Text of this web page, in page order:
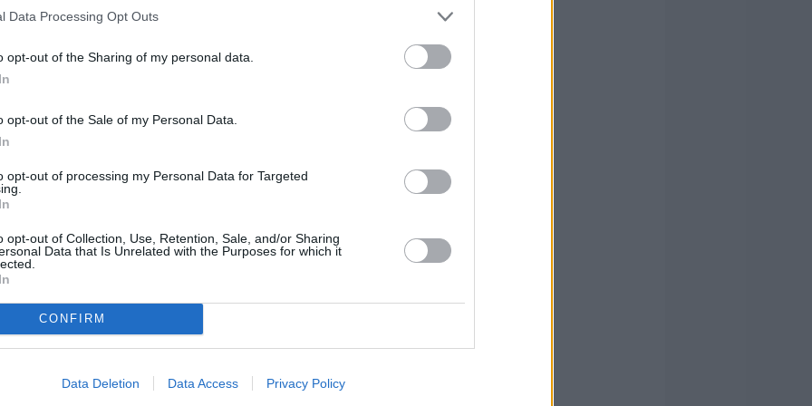
Data Processing Opt Outs
opt-out of the Sharing of my personal data.
opt-out of the Sale of my Personal Data.
opt-out of processing my Personal Data for Targeted
opt-out of Collection, Use, Retention, Sale, and/or Sharing
Data that Is Unrelated with the Purposes for which it
CONFIRM
Data Deletion Data Access Privacy Policy
de la Asociación Musical Pep Ventura.
Purificación Gálvez pronunciaron discursos en
Por su parte, el concejal de Cultura
de Hita nació en Alcalá la Real o no, está la
De hecho, el municipio tiene una de las
del Libro de Buen Amor— más completas
un punto polémico. En un momento de su
con el nombre de Martínez Montañés, —el
en Sevilla—, una “orujera”. Esto suscitó
con la cooperativa oleícola Martínez Montañés —
que se encontraban allí presentes.